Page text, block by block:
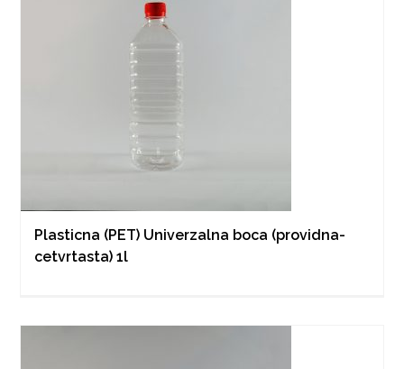
Plasticna (PET) Univerzalna boca (providna-
cetvrtasta) 1l